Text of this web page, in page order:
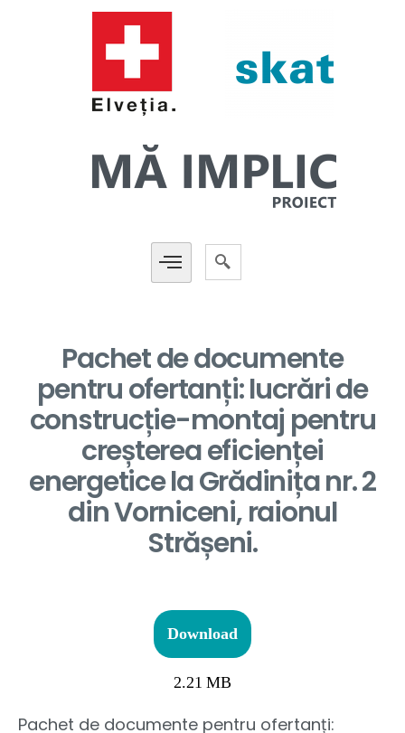
Pachet de documente
pentru ofertanți: lucrări de
construcție-montaj pentru
creșterea eficienței
energetice la Grădinița nr. 2
din Vorniceni, raionul
Strășeni.
Download
2.21 MB
Pachet de documente pentru ofertanți: